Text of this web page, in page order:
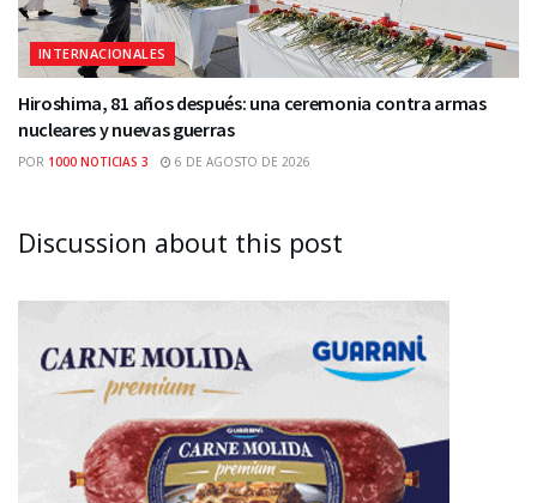
INTERNACIONALES
Hiroshima, 81 años después: una ceremonia contra armas
nucleares y nuevas guerras
POR 1000 NOTICIAS 3 6 DE AGOSTO DE 2026
Discussion about this post